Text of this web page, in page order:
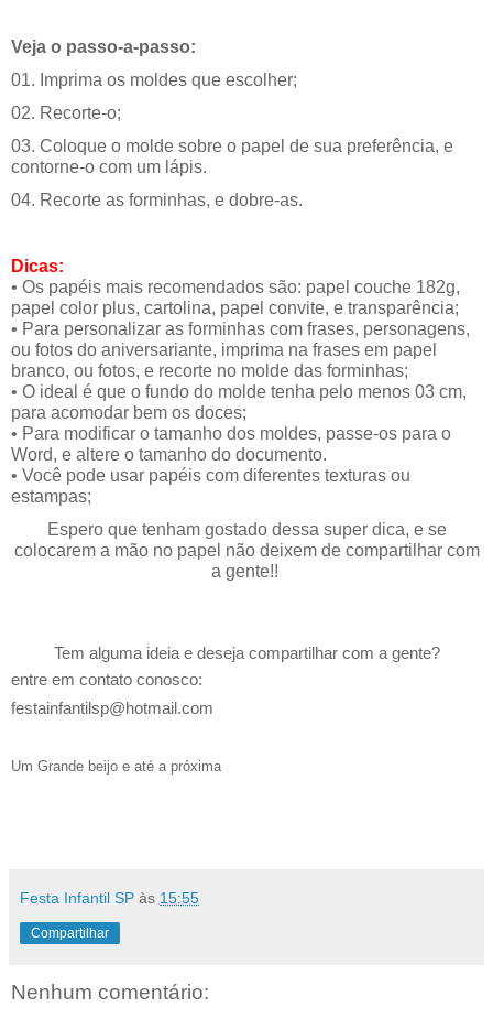
Veja o passo-a-passo:
01. Imprima os moldes que escolher;
02. Recorte-o;
03. Coloque o molde sobre o papel de sua preferência, e
contorne-o com um lápis.
04. Recorte as forminhas, e dobre-as.
Dicas:
• Os papéis mais recomendados são: papel couche 182g,
papel color plus, cartolina, papel convite, e transparência;
• Para personalizar as forminhas com frases, personagens,
ou fotos do aniversariante, imprima na frases em papel
branco, ou fotos, e recorte no molde das forminhas;
• O ideal é que o fundo do molde tenha pelo menos 03 cm,
para acomodar bem os doces;
• Para modificar o tamanho dos moldes, passe-os para o
Word, e altere o tamanho do documento.
• Você pode usar papéis com diferentes texturas ou
estampas;
Espero que tenham gostado dessa super dica, e se
colocarem a mão no papel não deixem de compartilhar com
a gente!!
Tem alguma ideia e deseja compartilhar com a gente?
entre em contato conosco:
festainfantilsp@hotmail.com
Um Grande beijo e até a próxima
Festa Infantil SP às 15:55
Compartilhar
Nenhum comentário: